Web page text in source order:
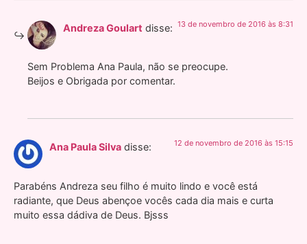
Andreza Goulart disse: 13 de novembro de 2016 às 8:31
Sem Problema Ana Paula, não se preocupe.
Beijos e Obrigada por comentar.
Ana Paula Silva disse: 12 de novembro de 2016 às 15:15
Parabéns Andreza seu filho é muito lindo e você está
radiante, que Deus abençoe vocês cada dia mais e curta
muito essa dádiva de Deus. Bjsss